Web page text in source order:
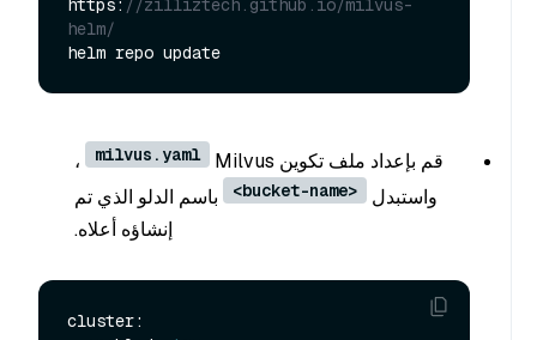
https: //zilliztech.github.io/milvus-
helm/
قم بإعداد ملف تكوين Milvus milvus.yaml
،
واستبدل
<bucket-name>
باسم الدلو الذي تم
إنشاؤه أعلاه.
cluster: